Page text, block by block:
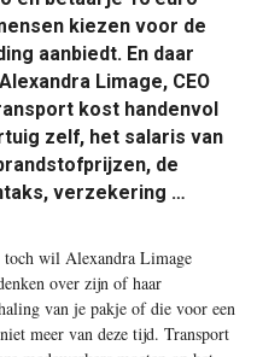
kiezen voor de
aanbiedt. En daar
Limage, CEO
kost handenvol
zelf, het salaris van
de
verzekering …
toch wil Alexandra Limage
over zijn of haar
van je pakje of die voor een
meer van deze tijd. Transport